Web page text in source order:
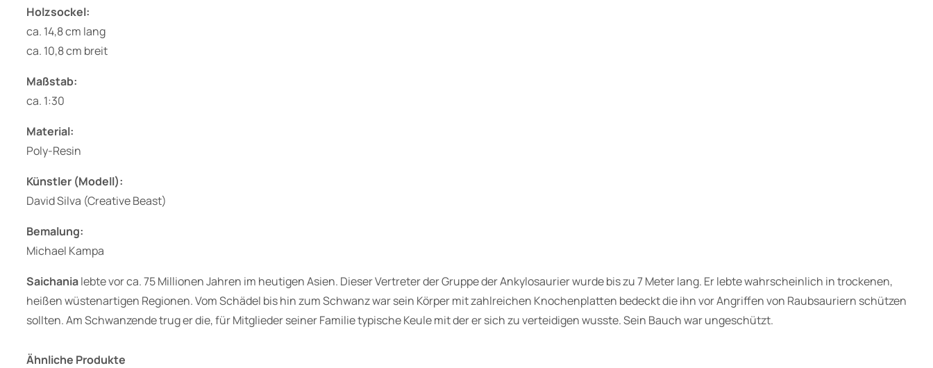
M
e
n
Holzsockel:
ca. 14,8 cm lang
ca. 10,8 cm breit
Maßstab:
ca. 1:30
Material:
Poly-Resin
Künstler (Modell):
David Silva (Creative Beast)
Bemalung:
Michael Kampa
Saichanialebte vor ca. 75 Millionen Jahren im heutigen Asien. Dieser Vertreter der Gruppe der Ankylosaurier wurde bis zu 7 Meter lang. Er lebte wahrscheinlich in trockenen,
heißen wüstenartigen Regionen. Vom Schädel bis hin zum Schwanz war sein Körper mit zahlreichen Knochenplatten bedeckt die ihn vor Angriffen von Raubsauriern schützen
sollten. Am Schwanzende trug er die, für Mitglieder seiner Familie typische Keule mit der er sich zu verteidigen wusste. Sein Bauch war ungeschützt.
Ähnliche Produkte